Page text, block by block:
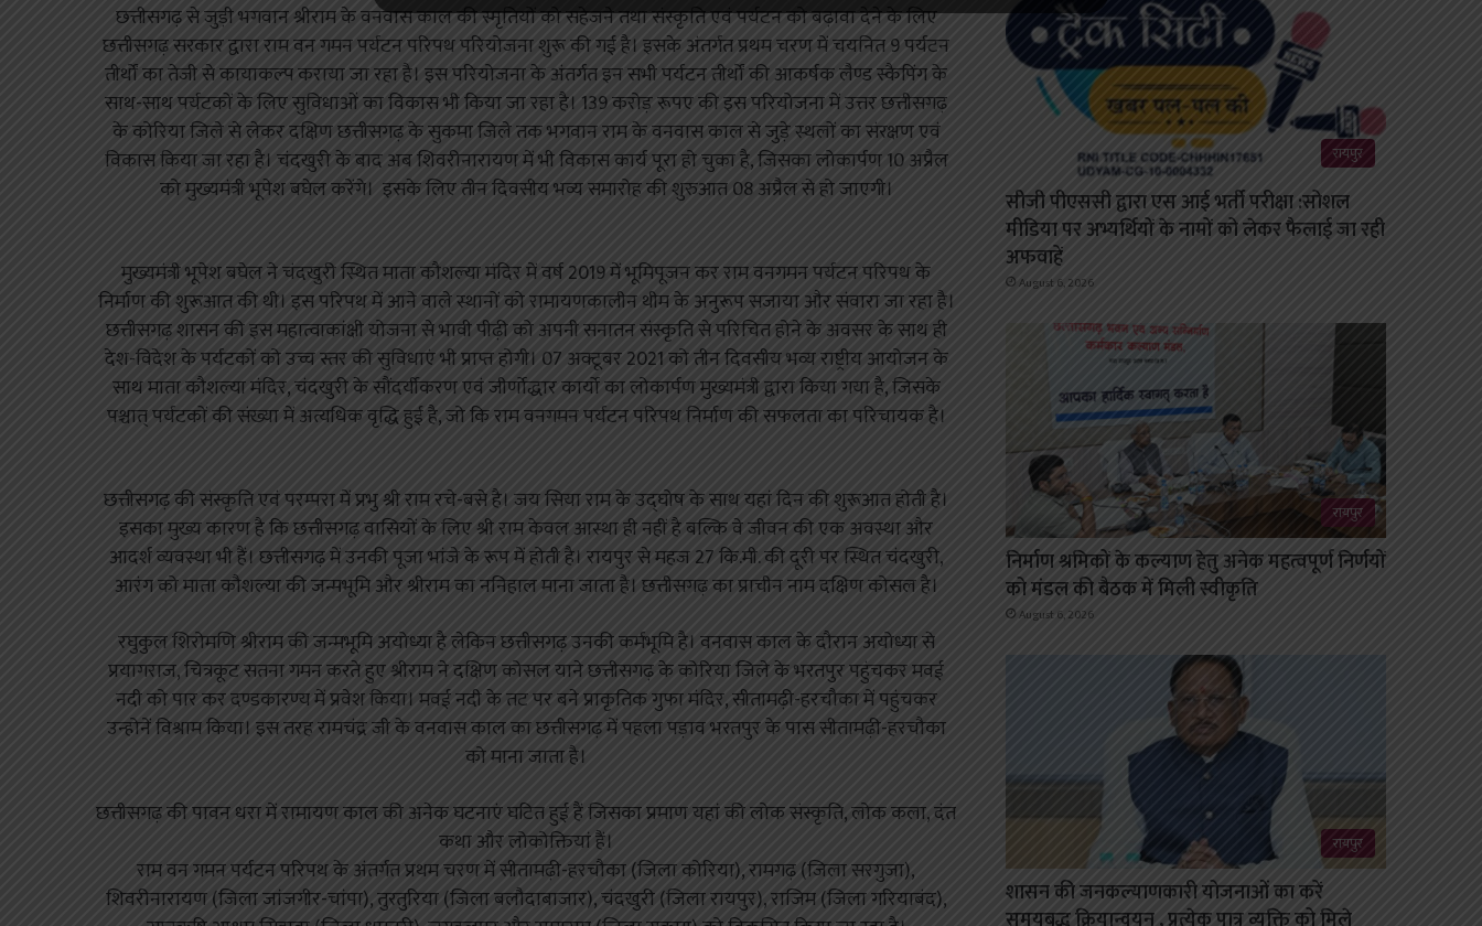
छत्तीसगढ़ से जुड़ी भगवान श्रीराम के वनवास काल की स्मृतियों को सहेजने तथा संस्कृति एवं पर्यटन को बढ़ावा देने के लिए
छत्तीसगढ़ सरकार द्वारा राम वन गमन पर्यटन परिपथ परियोजना शुरू की गई है। इसके अंतर्गत प्रथम चरण में चयनित 9 पर्यटन
तीर्थों का तेजी से कायाकल्प कराया जा रहा है। इस परियोजना के अंतर्गत इन सभी पर्यटन तीर्थों की आकर्षक लैण्ड स्कैपिंग के
साथ-साथ पर्यटकों के लिए सुविधाओं का विकास भी किया जा रहा है। 139 करोड़ रूपए की इस परियोजना में उत्तर छत्तीसगढ़
के कोरिया जिले से लेकर दक्षिण छत्तीसगढ़ के सुकमा जिले तक भगवान राम के वनवास काल से जुड़े स्थलों का संरक्षण एवं
विकास किया जा रहा है। चंदखुरी के बाद अब शिवरीनारायण में भी विकास कार्य पूरा हो चुका है, जिसका लोकार्पण 10 अप्रैल
को मुख्यमंत्री भूपेश बघेल करेंगे। इसके लिए तीन दिवसीय भव्य समारोह की शुरुआत 08 अप्रैल से हो जाएगी।
मुख्यमंत्री भूपेश बघेल ने चंदखुरी स्थित माता कौशल्या मंदिर में वर्ष 2019 में भूमिपूजन कर राम वनगमन पर्यटन परिपथ के
निर्माण की शुरूआत की थी। इस परिपथ में आने वाले स्थानों को रामायणकालीन थीम के अनुरूप सजाया और संवारा जा रहा है।
छत्तीसगढ़ शासन की इस महात्वाकांक्षी योजना से भावी पीढ़ी को अपनी सनातन संस्कृति से परिचित होने के अवसर के साथ ही
देश-विदेश के पर्यटकों को उच्च स्तर की सुविधाएं भी प्राप्त होगी। 07 अक्टूबर 2021 को तीन दिवसीय भव्य राष्ट्रीय आयोजन के
साथ माता कौशल्या मंदिर, चंदखुरी के सौंदर्यीकरण एवं जीर्णाेद्धार कार्याे का लोकार्पण मुख्यमंत्री द्वारा किया गया है, जिसके
पश्चात् पर्यटकों की संख्या में अत्यधिक वृद्धि हुई है, जो कि राम वनगमन पर्यटन परिपथ निर्माण की सफलता का परिचायक है।
छत्तीसगढ़ की संस्कृति एवं परम्परा में प्रभु श्री राम रचे-बसे है। जय सिया राम के उद्घोष के साथ यहां दिन की शुरूआत होती है।
इसका मुख्य कारण है कि छत्तीसगढ़ वासियों के लिए श्री राम केवल आस्था ही नहीं है बल्कि वे जीवन की एक अवस्था और
आदर्श व्यवस्था भी हैं। छत्तीसगढ़ में उनकी पूजा भांजे के रूप में होती है। रायपुर से महज 27 कि.मी. की दूरी पर स्थित चंदखुरी,
आरंग को माता कौशल्या की जन्मभूमि और श्रीराम का ननिहाल माना जाता है। छत्तीसगढ़ का प्राचीन नाम दक्षिण कोसल है।
रघुकुल शिरोमणि श्रीराम की जन्मभूमि अयोध्या है लेकिन छत्तीसगढ़ उनकी कर्मभूमि है। वनवास काल के दौरान अयोध्या से
प्रयागराज, चित्रकूट सतना गमन करते हुए श्रीराम ने दक्षिण कोसल याने छत्तीसगढ़ के कोरिया जिले के भरतपुर पहुंचकर मवई
नदी को पार कर दण्डकारण्य में प्रवेश किया। मवई नदी के तट पर बने प्राकृतिक गुफा मंदिर, सीतामढ़ी-हरचौका में पहुंचकर
उन्होनें विश्राम किया। इस तरह रामचंद्र जी के वनवास काल का छत्तीसगढ़ में पहला पड़ाव भरतपुर के पास सीतामढ़ी-हरचौका
को माना जाता है।
छत्तीसगढ़ की पावन धरा में रामायण काल की अनेक घटनाएं घटित हुई हैं जिसका प्रमाण यहां की लोक संस्कृति, लोक कला, दंत
कथा और लोकोक्तियां हैं।
राम वन गमन पर्यटन परिपथ के अंतर्गत प्रथम चरण में सीतामढ़ी-हरचौका (जिला कोरिया), रामगढ़ (जिला सरगुजा),
शिवरीनारायण (जिला जांजगीर-चांपा), तुरतुरिया (जिला बलौदाबाजार), चंदखुरी (जिला रायपुर), राजिम (जिला गरियाबंद),
रायपुर
सीजी पीएससी द्वारा एस आई भर्ती परीक्षा :सोशल
मीडिया पर अभ्यर्थियों के नामों को लेकर फैलाई जा रही
अफवाहें
August 6, 2026
रायपुर
निर्माण श्रमिकों के कल्याण हेतु अनेक महत्वपूर्ण निर्णयों
को मंडल की बैठक में मिली स्वीकृति
August 6, 2026
रायपुर
शासन की जनकल्याणकारी योजनाओं का करें